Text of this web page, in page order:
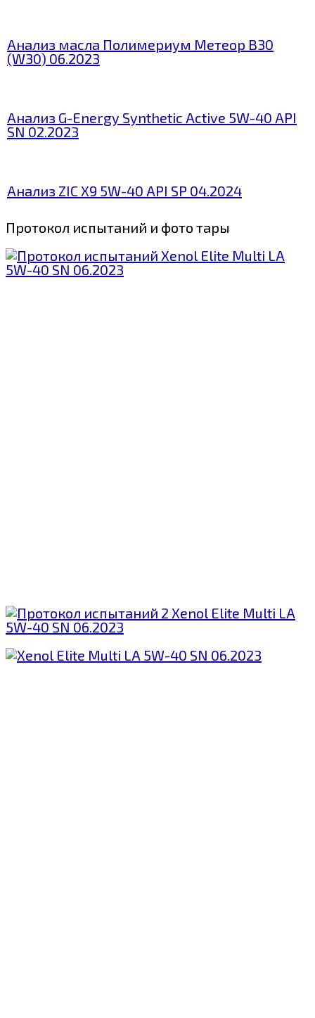
Анализ масла Полимериум Метеор В30
(W30) 06.2023
Анализ G-Energy Synthetic Active 5W-40 API
SN 02.2023
Анализ ZIC X9 5W-40 API SP 04.2024
Протокол испытаний и фото тары